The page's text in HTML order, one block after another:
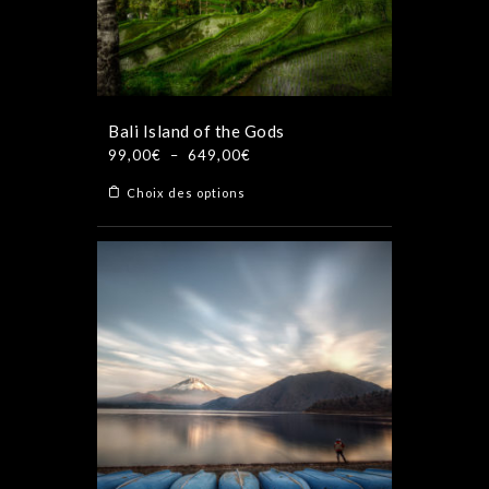
sur
la
page
du
Bali Island of the Gods
99,00€ – 649,00€
99,00€
à
649,00€
Choix des options
a
variations.
Les
options
peuvent
être
choisies
sur
la